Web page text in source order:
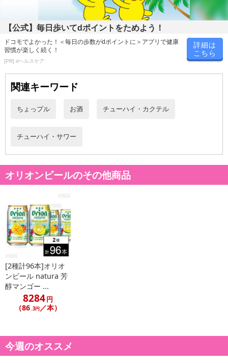
お申込みの際は 「商品情報」に記載されている「注意事項」を
必ずご確認ください。
【キャンセルについて】
※お申込み後のキャンセルはお受けできません。
記載されている内容を必ずご確認いただき、お届けする商品セット
にご納得いただきましたうえでお申し込みください。
の掲載画像や画像内のバーコードなど、お届け商品と多少異なる場
また、[新たな加工食品の原料原産地表示制度]の経過措置期間の終
合がございます。
あらかじめご了承いただいた上でお申込みください。なお、本理由
によるお申込み後のキャンセル・返品交換は対応いたしかねます。
【お支払いについて】
※送料はお試し費用に含まれております。
※お支払い方法は、電話料金合算払い、クレジットカード、dポイン
トの利用となります。
【発送・お届け・商品について】
※お申込み頂きました商品の同梱、お届けの日時指定はいたしかね
ます。
※会員様のご都合でお受取りいただけない場合、商品の再発送や返
不在票にてご対応ください。
※発送予定日は前後する場合がございます。また商品によって発送
【公式】毎日歩いてdポイントをためよう！
ドコモでよかった！＜毎日の歩数がdポイントに＞アプリで健康
習慣が楽しく続く！
[PR] dヘルスケア
詳細は
こちら
関連キーワード
ちょっプル お酒 チューハイ・カクテル
チューハイ・サワー
オリオンビールのその他商品
[2種計96本]オリオ
ンビール natura 芳
醇マンゴー ...
8284円
（86.3円／本）
今週のオススメ